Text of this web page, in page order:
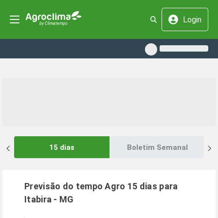
Login
15 dias Boletim Semanal
Previsão do tempo Agro 15 dias para
Itabira - MG